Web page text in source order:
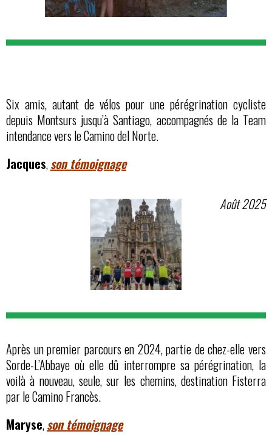
Six amis, autant de vélos pour une pérégrination cycliste
depuis Montsurs jusqu’à Santiago, accompagnés de la Team
intendance vers le Camino del Norte.
Jacques,son témoignage
Août 2025
Après un premier parcours en 2024, partie de chez-elle vers
Sorde-L’Abbaye où elle dû interrompre sa pérégrination, la
voilà à nouveau, seule, sur les chemins, destination Fisterra
par le Camino Francès.
Maryse,son témoignage